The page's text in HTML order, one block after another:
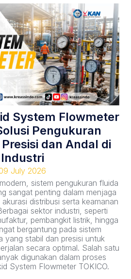
System Flowmeter
Pengukuran
dan Andal di
Industri
July 2026
sistem pengukuran fluida
sangat penting dalam menjaga
distribusi serta keamanan
sektor industri, seperti
pembangkit listrik, hingga
bergantung pada sistem
yang stabil dan presisi untuk
secara optimal. Salah satu
digunakan dalam proses
System Flowmeter TOKICO.